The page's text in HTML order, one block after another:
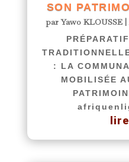
SON
parYawo KLOUSSE|
: LA
MOBILISÉE